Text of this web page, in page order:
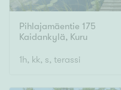
Pihlajamäentie 175
Kaidankylä, Kuru
1h, kk, s, terassi